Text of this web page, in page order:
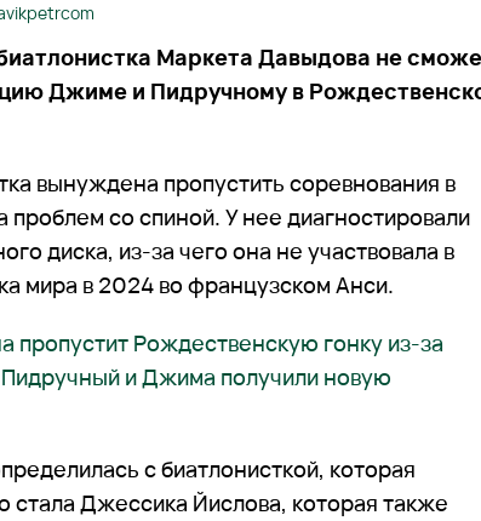
Маркета Давыдова не
Джиме и Пидручному в
вынуждена пропустить соревнования в
проблем со спиной. У нее диагностировали
диска, из-за чего она не участвовала в
мира в 2024 во французском Анси.
пропустит Рождественскую гонку из-за
и Джима получили новую
с биатлонисткой, которая
стала Джессика Йислова, которая также